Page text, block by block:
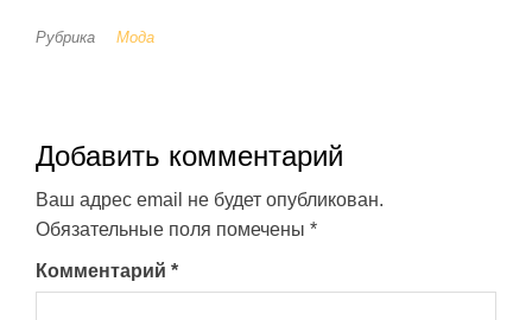
Рубрика Мода
Добавить комментарий
Ваш адрес email не будет опубликован.
Обязательные поля помечены *
Комментарий *